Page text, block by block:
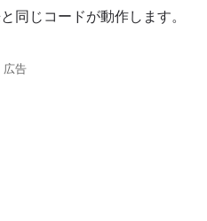
同じコードが動作します。
広告